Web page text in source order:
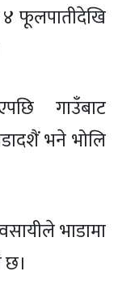
फूलपातीदेखि
गाउँबाट
भने भोलि
भाडामा
छ।